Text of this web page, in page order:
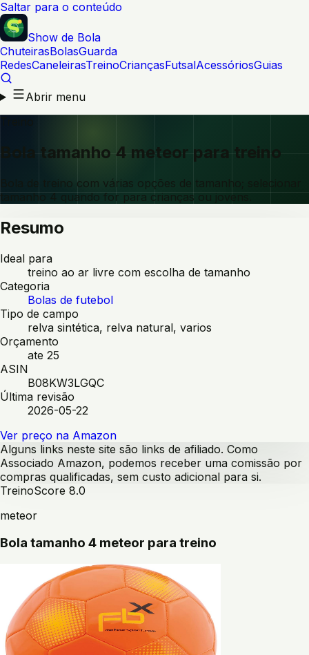
Saltar para o conteúdo
Show de Bola
ChuteirasBolasGuarda
RedesCaneleirasTreinoCriançasFutsalAcessóriosGuias
Abrir menu
Bola tamanho 4 meteor para treino
Bola de treino com várias opções de tamanho; selecionar
tamanho 4 quando for para crianças ou jovens.
Resumo
Ideal para
treino ao ar livre com escolha de tamanho
Categoria
Bolas de futebol
Tipo de campo
relva sintética, relva natural, varios
Orçamento
ate 25
ASIN
B08KW3LGQC
Última revisão
2026-05-22
Ver preço na Amazon
Alguns links neste site são links de afiliado. Como
Associado Amazon, podemos receber uma comissão por
compras qualificadas, sem custo adicional para si.
TreinoScore 8.0
meteor
Bola tamanho 4 meteor para treino